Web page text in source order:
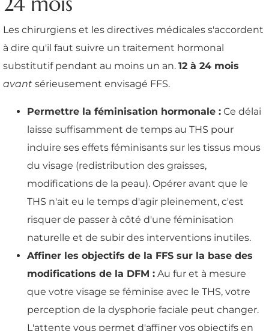
Les chirurgiens et les directives médicales s'accordent
à dire qu'il faut suivre un traitement hormonal
substitutif pendant au moins un an. 12 à 24 mois
avant sérieusement envisagé FFS.
Permettre la féminisation hormonale : Ce délai
laisse suffisamment de temps au THS pour
induire ses effets féminisants sur les tissus mous
du visage (redistribution des graisses,
modifications de la peau). Opérer avant que le
THS n'ait eu le temps d'agir pleinement, c'est
risquer de passer à côté d'une féminisation
naturelle et de subir des interventions inutiles.
Affiner les objectifs de la FFS sur la base des
modifications de la DFM : Au fur et à mesure
que votre visage se féminise avec le THS, votre
perception de la dysphorie faciale peut changer.
L'attente vous permet d'affiner vos objectifs en